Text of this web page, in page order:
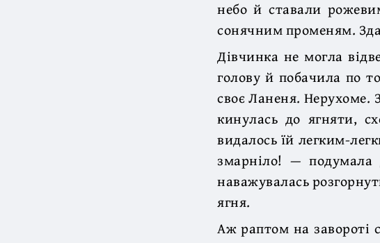
небо й ставали
сонячним променям.
Дівчинка не могла
голову й побачила по
своє Ланеня. Нерухоме.
кинулась до ягняти,
видалось їй легким-
змарніло! —
наважувалась
ягня.
Аж раптом на завороті